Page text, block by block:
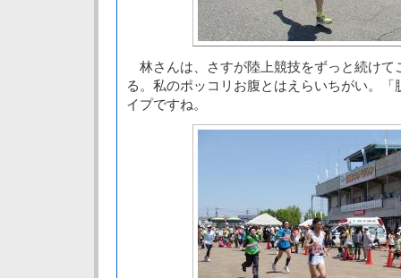
林さんは、さすが陸上競技をずっと続けて
る。私のポッコリお腹とはえらいちがい。
イプですね。